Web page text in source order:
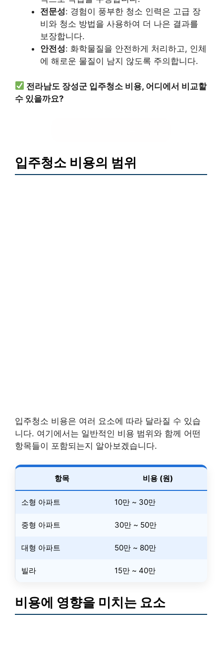
전문성: 경험이 풍부한 청소 인력은 고급 장
비와 청소 방법을 사용하여 더 나은 결과를
보장합니다.
안전성: 화학물질을 안전하게 처리하고, 인체
에 해로운 물질이 남지 않도록 주의합니다.
전라남도 장성군 입주청소 비용, 어디에서 비교할
수 있을까요?
입주청소 비용의 범위
입주청소 비용은 여러 요소에 따라 달라질 수 있습
니다. 여기에서는 일반적인 비용 범위와 함께 어떤
항목들이 포함되는지 알아보겠습니다.
항목 비용 (원)
소형 아파트 10만 ~ 30만
중형 아파트 30만 ~ 50만
대형 아파트 50만 ~ 80만
빌라 15만 ~ 40만
비용에 영향을 미치는 요소